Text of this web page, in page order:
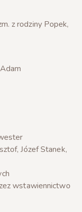
z rodziny Popek,
Józef Stanek,
wstawiennictwo